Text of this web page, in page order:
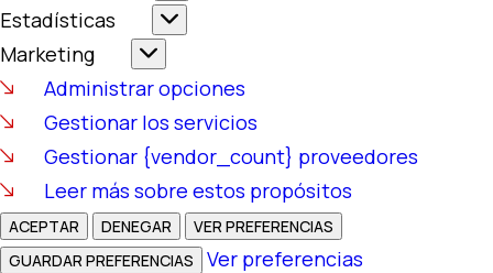
Estadísticas
Marketing
Administrar opciones
Gestionar los servicios
Gestionar {vendor_count} proveedores
Leer más sobre estos propósitos
ACEPTAR DENEGAR
VER PREFERENCIAS
GUARDAR PREFERENCIAS
Ver preferencias